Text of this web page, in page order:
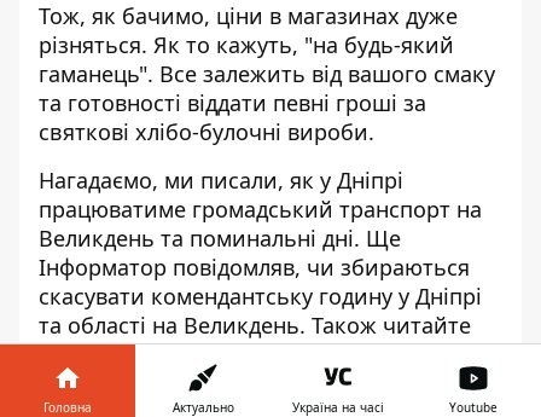
Тож, як бачимо, ціни в магазинах дуже
різняться. Як то кажуть, "на будь-який
гаманець". Все залежить від вашого смаку
та готовності віддати певні гроші за
святкові хлібо-булочні вироби.
Нагадаємо, ми писали, як у Дніпрі
працюватиме громадський транспорт на
Великдень та поминальні дні. Ще
Інформатор повідомляв, чи збираються
скасувати комендантську годину у Дніпрі
та області на Великдень. Також читайте
провартість великоднього кошикау 2024
році.
Головна Актуально Україна на часі Youtube